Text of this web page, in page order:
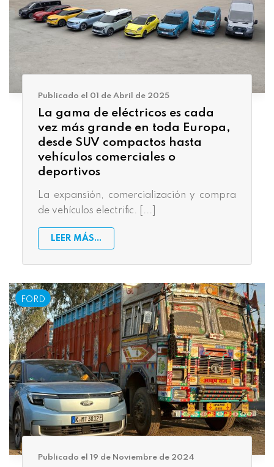
Publicado el 01 de Abril de 2025
La gama de eléctricos es cada
vez más grande en toda Europa,
desde SUV compactos hasta
vehículos comerciales o
deportivos
La expansión, comercialización y compra
de vehículos electrific. [...]
LEER MÁS...
FORD
Publicado el 19 de Noviembre de 2024